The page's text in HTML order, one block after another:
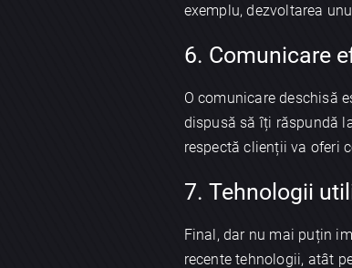
exemplu, dezvoltarea
6. Comunicare
O comunicare deschisă
dispusă să îți răspundă
respectă clienții va oferi
7. Tehnologii
Final, dar nu mai puțin
recente tehnologii, atât